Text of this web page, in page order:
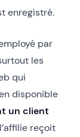
enregistré.
par
les
qui
disponible
un client
reçoit